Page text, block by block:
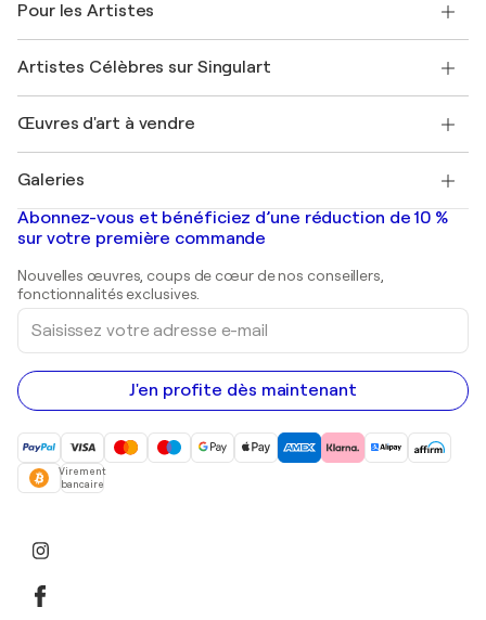
Offrir une carte cadeau
Rejoignez notre programme commercial
Mon compte
+33 1 76 44 06 42
FAQ
Magazine Singulart
Emplois
Découvrez une sélection d'art original
Pour les Artistes
Se connecter en tant qu'Artiste
Artistes Célèbres sur Singulart
Marc Chagall
Banksy
Mr. Brainwash
Shepard Fairey
Œuvres d'art à vendre
Tableaux abstraits à vendre
Peintures de paysage
Estampes
Peintures acryliques
Galeries
Galeries d'art en France
Galeries d'art en Belgique
Abonnez-vous et bénéficiez d’une réduction de 10 %
sur votre première commande
Nouvelles œuvres, coups de cœur de nos conseillers,
fonctionnalités exclusives.
Saisissez
votre
adresse
e-
mail
J'en profite dès maintenant
Virement
bancaire